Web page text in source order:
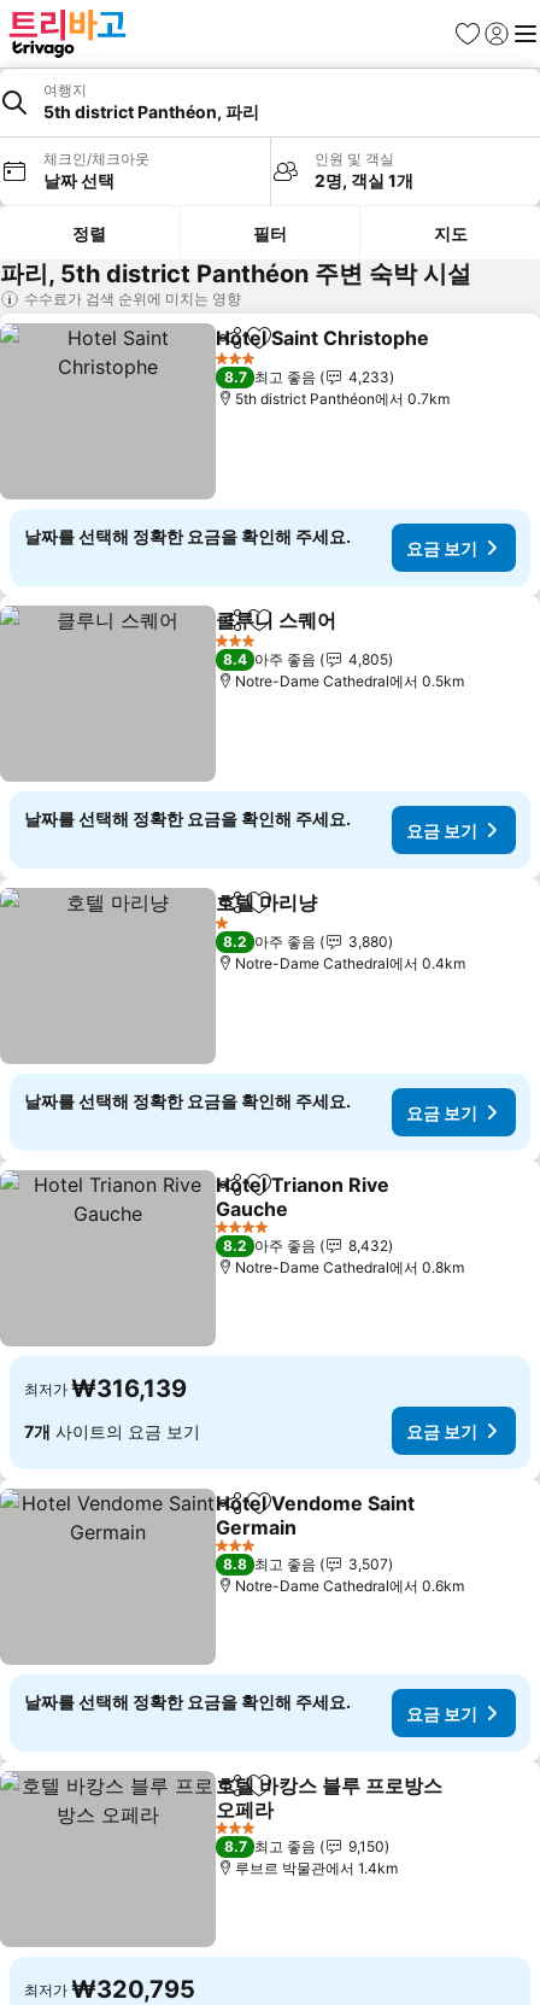
즐겨찾기
로그인
메
여행지
5th district Panthéon, 파리
체크인/체크아웃
날짜 선택
인원 및 객실
2명, 객실 1개
정렬 필터 지도
파리, 5th district Panthéon 주변 숙박 시설
수수료가 검색 순위에 미치는 영향
공유 즐겨찾기에 추가
Hotel Saint Christophe
3 성급
8.7 최고 좋음
4,233
5th district Panthéon에서 0.7km
날짜를 선택해 정확한 요금을 확인해 주세요.
요금 보기
공유 즐겨찾기에 추가
클루니 스퀘어
3 성급
8.4 아주 좋음
4,805
Notre-Dame Cathedral에서 0.5km
날짜를 선택해 정확한 요금을 확인해 주세요.
요금 보기
공유 즐겨찾기에 추가
호텔 마리냥
1 성급
8.2 아주 좋음
3,880
Notre-Dame Cathedral에서 0.4km
날짜를 선택해 정확한 요금을 확인해 주세요.
요금 보기
공유 즐겨찾기에 추가
Hotel Trianon Rive
Gauche
4 성급
8.2 아주 좋음
8,432
Notre-Dame Cathedral에서 0.8km
최저가 ₩316,139
7개 사이트의 요금 보기 요금 보기
공유 즐겨찾기에 추가
Hotel Vendome Saint
Germain
3 성급
8.8 최고 좋음
3,507
Notre-Dame Cathedral에서 0.6km
날짜를 선택해 정확한 요금을 확인해 주세요.
요금 보기
공유 즐겨찾기에 추가
호텔 바캉스 블루 프로방스
오페라
3 성급
8.7 최고 좋음
9,150
루브르 박물관에서 1.4km
최저가 ₩320,795